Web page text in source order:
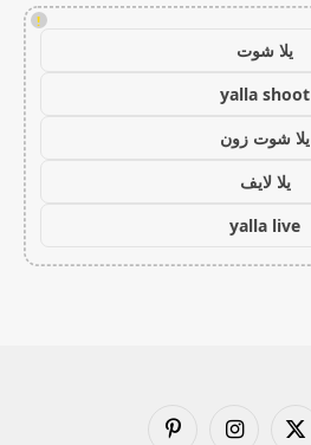
!
يلا شوت
yalla shoot
يلا شوت زون
يلا لايف
yalla live
X الانستغرامبينتيريست